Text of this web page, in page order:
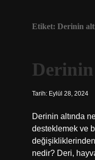
Etiket: Derinin
Tarih: Eylül 28, 2024
Derinin altında
desteklemek ve
değişikliklerinden
nedir? Deri,